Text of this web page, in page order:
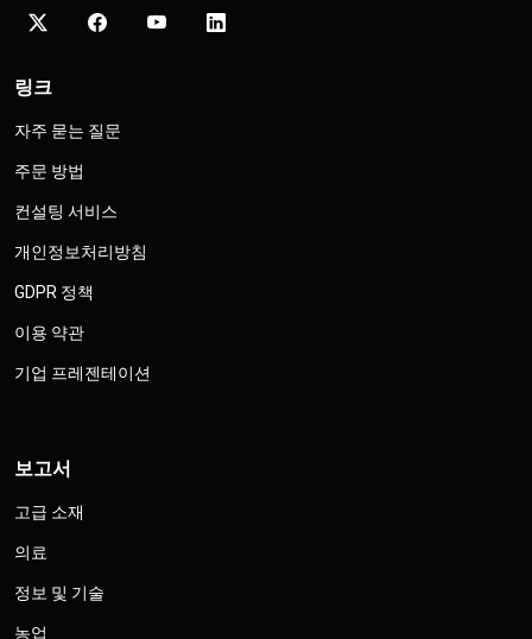
링크
자주 묻는 질문
주문 방법
컨설팅 서비스
개인정보처리방침
GDPR 정책
이용 약관
기업 프레젠테이션
보고서
고급 소재
의료
정보 및 기술
농업